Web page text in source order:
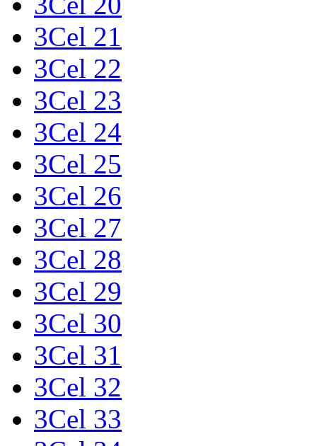
3Cel 21
3Cel 22
3Cel 23
3Cel 24
3Cel 25
3Cel 26
3Cel 27
3Cel 28
3Cel 29
3Cel 30
3Cel 31
3Cel 32
3Cel 33